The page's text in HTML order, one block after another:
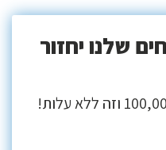
שלנו יחזור